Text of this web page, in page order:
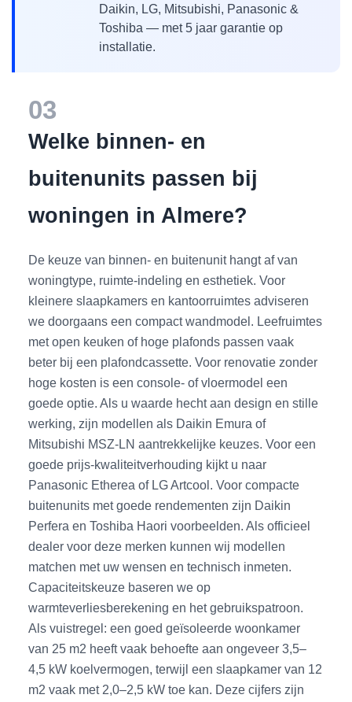
Daikin, LG, Mitsubishi, Panasonic &
Toshiba — met 5 jaar garantie op
installatie.
03
Welke binnen- en
buitenunits passen bij
woningen in Almere?
De keuze van binnen- en buitenunit hangt af van
woningtype, ruimte-indeling en esthetiek. Voor
kleinere slaapkamers en kantoorruimtes adviseren
we doorgaans een compact wandmodel. Leefruimtes
met open keuken of hoge plafonds passen vaak
beter bij een plafondcassette. Voor renovatie zonder
hoge kosten is een console- of vloermodel een
goede optie. Als u waarde hecht aan design en stille
werking, zijn modellen als Daikin Emura of
Mitsubishi MSZ-LN aantrekkelijke keuzes. Voor een
goede prijs-kwaliteitverhouding kijkt u naar
Panasonic Etherea of LG Artcool. Voor compacte
buitenunits met goede rendementen zijn Daikin
Perfera en Toshiba Haori voorbeelden. Als officieel
dealer voor deze merken kunnen wij modellen
matchen met uw wensen en technisch inmeten.
Capaciteitskeuze baseren we op
warmteverliesberekening en het gebruikspatroon.
Als vuistregel: een goed geïsoleerde woonkamer
van 25 m2 heeft vaak behoefte aan ongeveer 3,5–
4,5 kW koelvermogen, terwijl een slaapkamer van 12
m2 vaak met 2,0–2,5 kW toe kan. Deze cijfers zijn